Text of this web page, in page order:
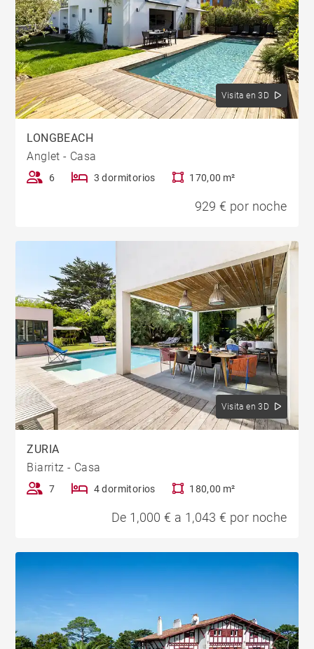
Visita en 3D
LONGBEACH
Anglet - Casa
6 3 dormitorios 170,00 m²
929 € por noche
Visita en 3D
ZURIA
Biarritz - Casa
7 4 dormitorios 180,00 m²
De 1,000 € a 1,043 € por noche